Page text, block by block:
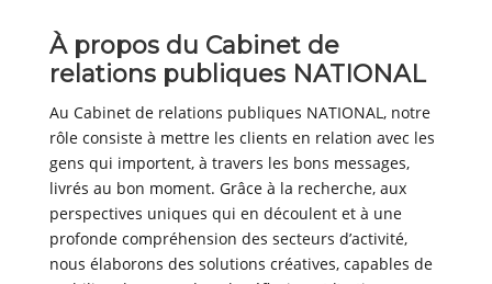
À propos du Cabinet de
relations publiques NATIONAL
Au Cabinet de relations publiques NATIONAL, notre
rôle consiste à mettre les clients en relation avec les
gens qui importent, à travers les bons messages,
livrés au bon moment. Grâce à la recherche, aux
perspectives uniques qui en découlent et à une
profonde compréhension des secteurs d’activité,
nous élaborons des solutions créatives, capables de